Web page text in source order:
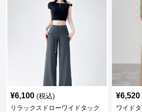
¥6,100 (税込)
リラックスドローワイドタック
¥6,520
ワイド